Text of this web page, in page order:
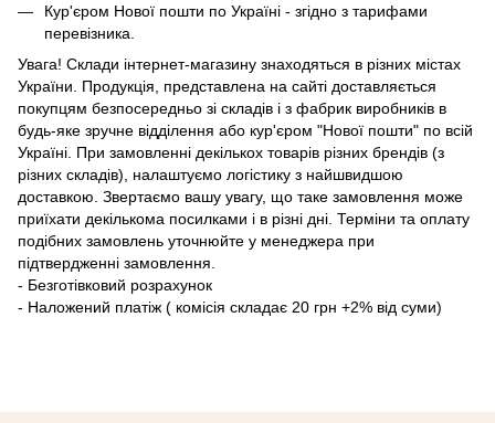
Кур'єром Нової пошти по Україні - згідно з тарифами
перевізника.
Увага! Склади інтернет-магазину знаходяться в різних містах
України. Продукція, представлена ​​на сайті доставляється
покупцям безпосередньо зі складів і з фабрик виробників в
будь-яке зручне відділення або кур'єром "Нової пошти" по всій
Україні. При замовленні декількох товарів різних брендів (з
різних складів), налаштуємо логістику з найшвидшою
доставкою. Звертаємо вашу увагу, що таке замовлення може
приїхати декількома посилками і в різні дні. Терміни та оплату
подібних замовлень уточнюйте у менеджера при
підтвердженні замовлення.
- Безготівковий розрахунок
- Наложений платіж ( комісія складає 20 грн +2% від суми)